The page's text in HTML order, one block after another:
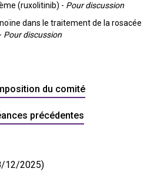
(ruxolitinib) - Pour discussion
dans le traitement de la rosacée
Pour discussion
du comité
précédentes
12/2025)